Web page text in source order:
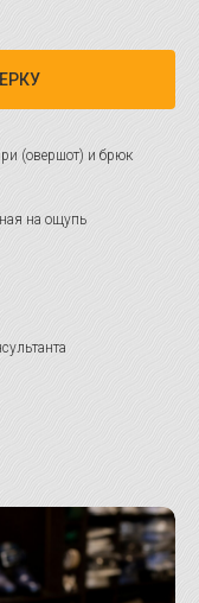
(овершот) и брюк
на ощупь